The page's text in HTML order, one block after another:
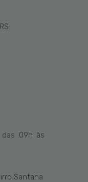
09h às
Santana